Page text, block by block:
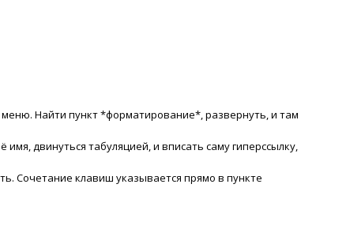
Найти пункт *форматирование*, развернуть, и там
двинуться табуляцией, и вписать саму гиперссылку,
Сочетание клавиш указывается прямо в пункте